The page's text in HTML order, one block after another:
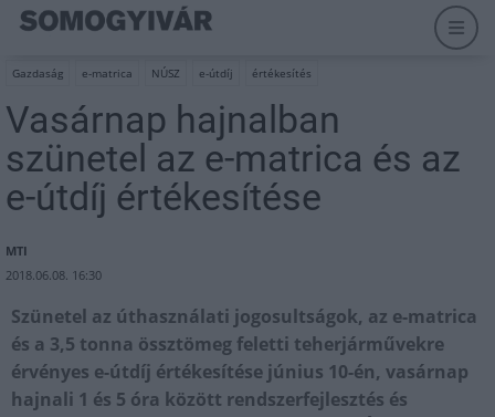
Gazdaság e-matrica NÚSZ e-útdíj értékesítés
Vasárnap hajnalban
szünetel az e-matrica és az
e-útdíj értékesítése
MTI
2018.06.08. 16:30
Szünetel az úthasználati jogosultságok, az e-matrica
és a 3,5 tonna össztömeg feletti teherjárművekre
érvényes e-útdíj értékesítése június 10-én, vasárnap
hajnali 1 és 5 óra között rendszerfejlesztés és